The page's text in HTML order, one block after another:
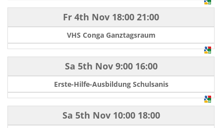
Fr 4th Nov 18:00 21:00
VHS Conga Ganztagsraum
Sa 5th Nov9:00 16:00
Erste-Hilfe-Ausbildung Schulsanis
Sa 5th Nov10:00 18:00